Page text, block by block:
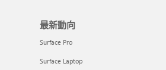
最新動向
Surface Pro
Surface Laptop